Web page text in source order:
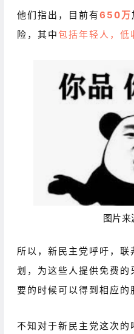
他们指出，目前有650万
险，其中包括年轻人，低
图片来
所以，新民主党呼吁，
划，为这些人提供免费
要的时候可以得到相应的
不知对于新民主党这次